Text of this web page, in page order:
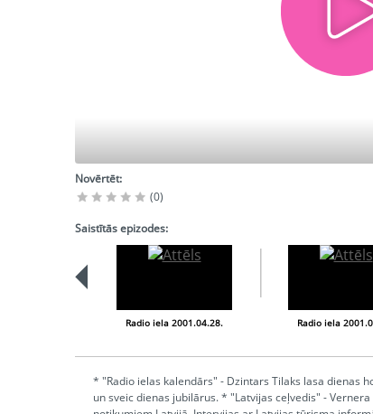
Novērtēt:
(0)
Saistītās epizodes:
Radio iela 2001.04.28. Radio iela
* "Radio ielas kalendārs" - Dzintars Tilaks lasa dienas
un sveic dienas jubilārus. * "Latvijas ceļvedis" -